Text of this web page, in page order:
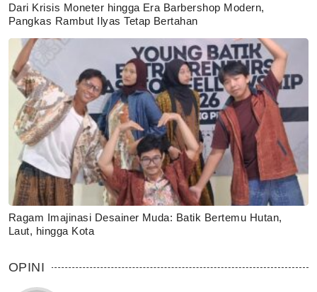
Dari Krisis Moneter hingga Era Barbershop Modern,
Pangkas Rambut Ilyas Tetap Bertahan
Ragam Imajinasi Desainer Muda: Batik Bertemu Hutan,
Laut, hingga Kota
OPINI